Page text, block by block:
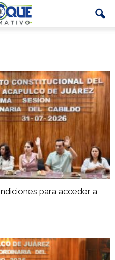
para acceder a